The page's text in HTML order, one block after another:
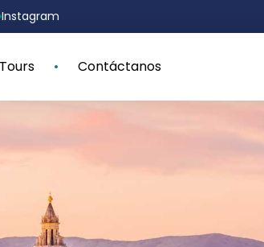
Instagram
Tours Contáctanos